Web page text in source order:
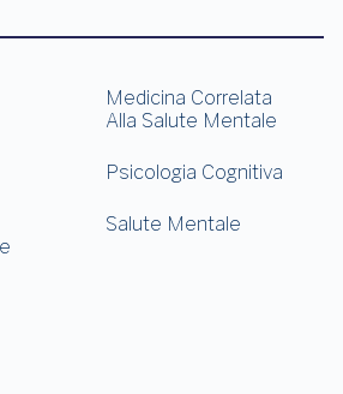
Medicina Correlata
Alla Salute Mentale
Psicologia Cognitiva
Salute Mentale